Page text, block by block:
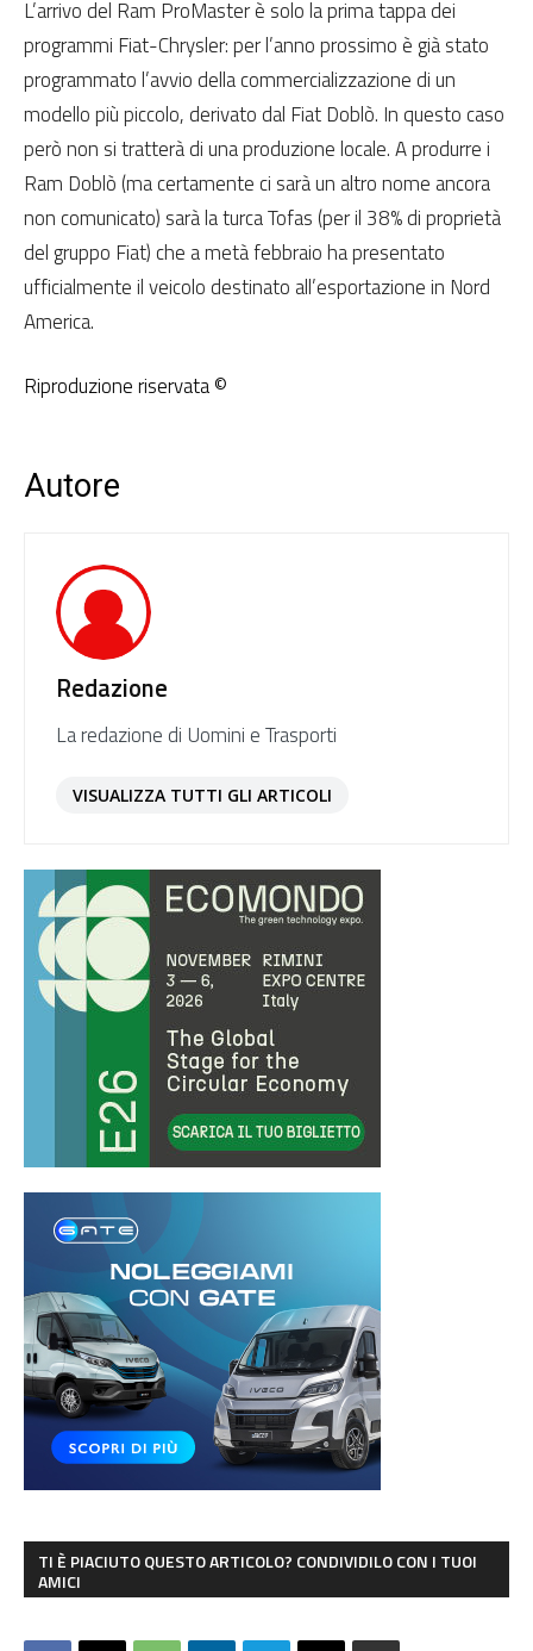
L’arrivo del Ram ProMaster è solo la prima tappa dei
programmi Fiat-Chrysler: per l’anno prossimo è già stato
programmato l’avvio della commercializzazione di un
modello più piccolo, derivato dal Fiat Doblò. In questo caso
però non si tratterà di una produzione locale. A produrre i
Ram Doblò (ma certamente ci sarà un altro nome ancora
non comunicato) sarà la turca Tofas (per il 38% di proprietà
del gruppo Fiat) che a metà febbraio ha presentato
ufficialmente il veicolo destinato all’esportazione in Nord
America.
Riproduzione riservata ©
Autore
Redazione
La redazione di Uomini e Trasporti
VISUALIZZA TUTTI GLI ARTICOLI
TI È PIACIUTO QUESTO ARTICOLO? CONDIVIDILO CON I TUOI
AMICI